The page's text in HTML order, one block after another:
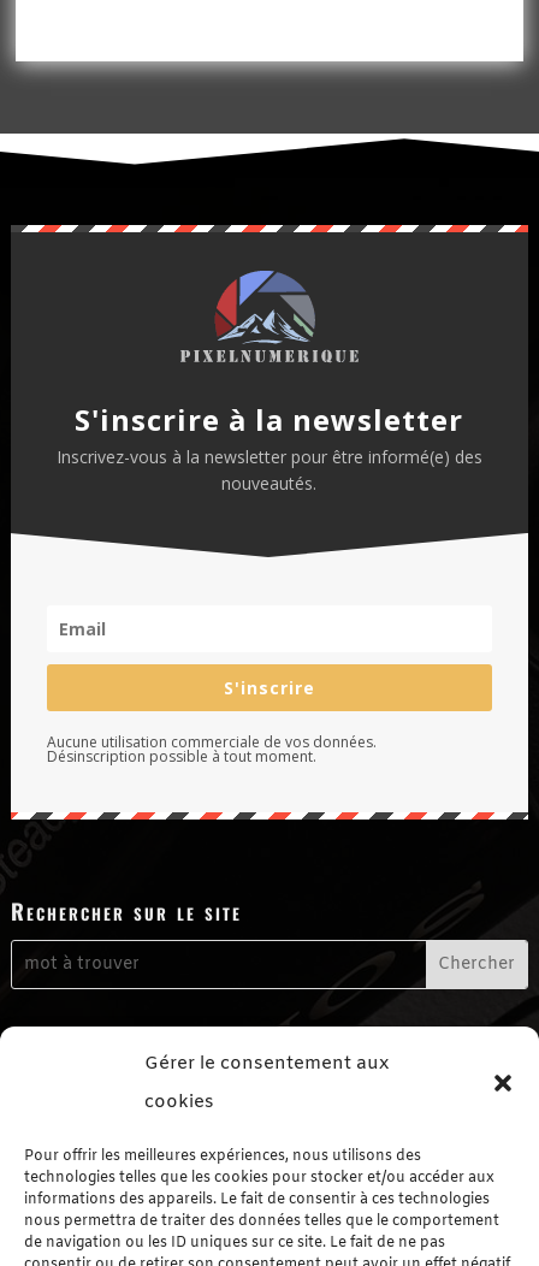
Gérer le consentement aux
cookies
Pour offrir les meilleures expériences, nous utilisons des
technologies telles que les cookies pour stocker et/ou accéder aux
informations des appareils. Le fait de consentir à ces technologies
nous permettra de traiter des données telles que le comportement
de navigation ou les ID uniques sur ce site. Le fait de ne pas
S'inscrire à la newsletter
Inscrivez-vous à la newsletter pour être informé(e) des
nouveautés.
S'inscrire
Aucune utilisation commerciale de vos données.
Désinscription possible à tout moment.
Rechercher sur le site
Me suivre sur les réseaux sociaux